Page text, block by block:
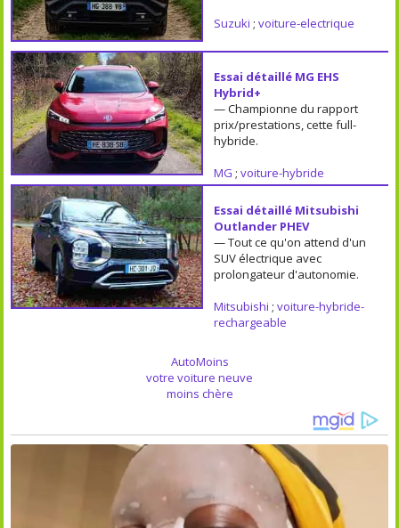
Suzuki ; voiture-electrique
Essai détaillé MG EHS
Hybrid+
— Championne du rapport
prix/prestations, cette full-
hybride.
MG ; voiture-hybride
Essai détaillé Mitsubishi
Outlander PHEV
— Tout ce qu'on attend d'un
SUV électrique avec
prolongateur d'autonomie.
Mitsubishi ; voiture-hybride-
rechargeable
AutoMoins
votre voiture neuve
moins chère